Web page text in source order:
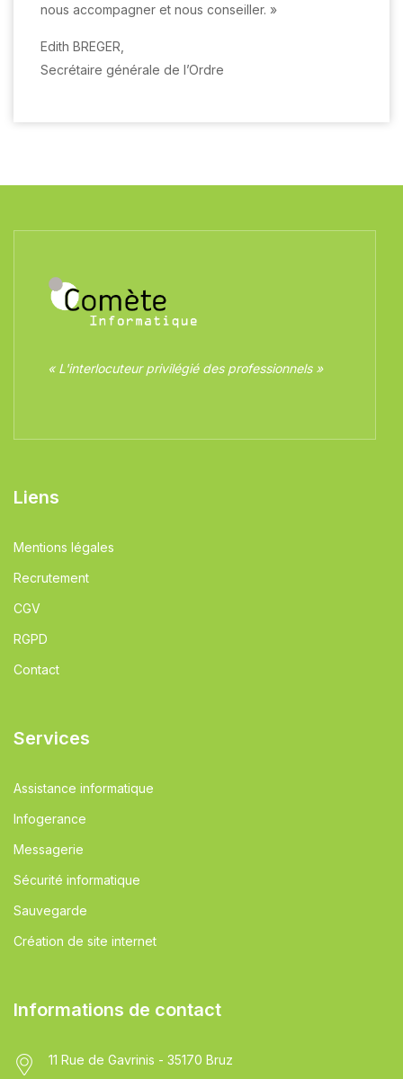
nous accompagner et nous conseiller. »
Edith BREGER,
Secrétaire générale de l’Ordre
« L'interlocuteur privilégié des professionnels »
Liens
Mentions légales
Recrutement
CGV
RGPD
Contact
Services
Assistance informatique
Infogerance
Messagerie
Sécurité informatique
Sauvegarde
Création de site internet
Informations de contact
11 Rue de Gavrinis - 35170 Bruz